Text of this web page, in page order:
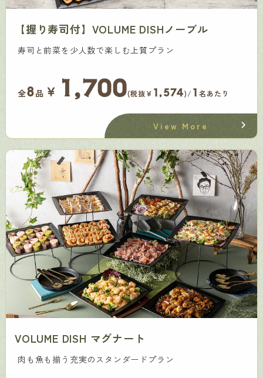
【握り寿司付】VOLUME DISHノーブル
寿司と前菜を少人数で楽しむ上質プラン
全8品 ￥ 1,700(税抜¥ 1,574)/ 1 名あたり
View More
VOLUME DISH マグナート
肉も魚も揃う充実のスタンダードプラン